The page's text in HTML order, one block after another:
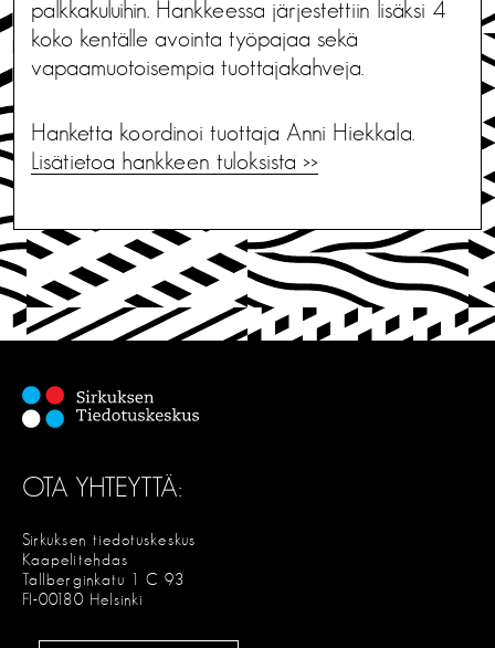
palkkakuluihin. Hankkeessa järjestettiin lisäksi 4
koko kentälle avointa työpajaa sekä
vapaamuotoisempia tuottajakahveja.
Hanketta koordinoi tuottaja Anni Hiekkala.
Lisätietoa hankkeen tuloksista >>
OTA YHTEYTTÄ:
Sirkuksen tiedotuskeskus
Kaapelitehdas
Tallberginkatu 1 C 93
FI-00180 Helsinki